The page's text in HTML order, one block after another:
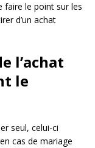
faire le point sur les
d’un achat
l’achat
le
seul, celui-ci
cas de mariage